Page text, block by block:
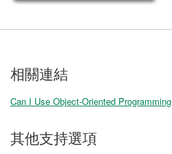
相關連結
Can I Use Object-Oriented
其他支持選項